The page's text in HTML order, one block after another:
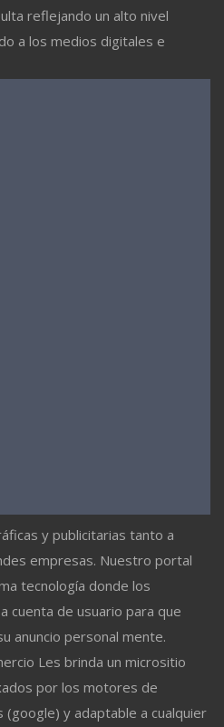
reflejando un alto nivel
a los medios digitales e
y publicitarias tanto a
empresas. Nuestro portal
tecnología donde los
cuenta de usuario para que
anuncio personal mente.
Les brinda un micrositio
por los motores de
y adaptable a cualquier